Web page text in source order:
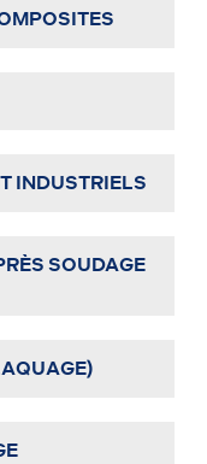
INDUSTRIELS
SOUDAGE